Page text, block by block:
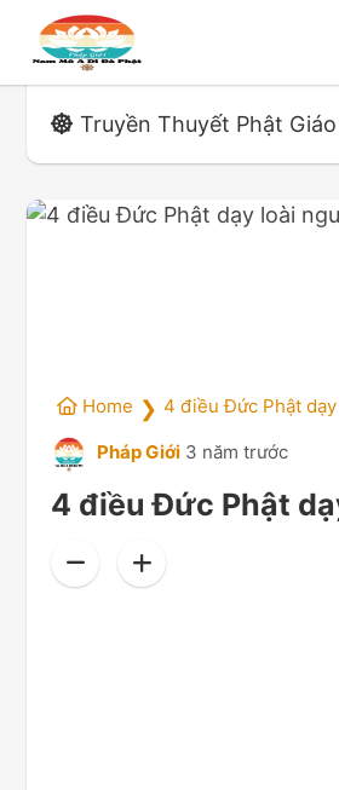
Truyền Thuyết Phật Giáo
Home ❯ 4 điều Đức Phật
Pháp Giới 3 năm trước
4 điều Đức Phật